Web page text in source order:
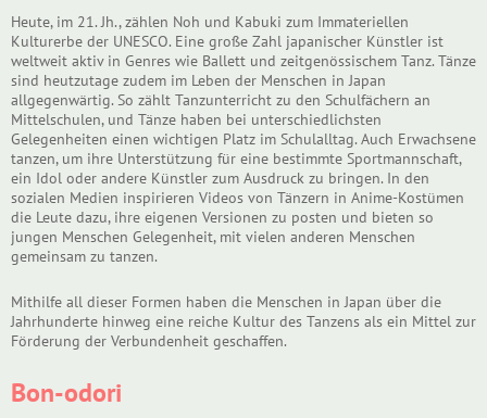
Heute, im 21. Jh., zählen Noh und Kabuki zum Immateriellen
Kulturerbe der UNESCO. Eine große Zahl japanischer Künstler ist
weltweit aktiv in Genres wie Ballett und zeitgenössischem Tanz. Tänze
sind heutzutage zudem im Leben der Menschen in Japan
allgegenwärtig. So zählt Tanzunterricht zu den Schulfächern an
Mittelschulen, und Tänze haben bei unterschiedlichsten
Gelegenheiten einen wichtigen Platz im Schulalltag. Auch Erwachsene
tanzen, um ihre Unterstützung für eine bestimmte Sportmannschaft,
ein Idol oder andere Künstler zum Ausdruck zu bringen. In den
sozialen Medien inspirieren Videos von Tänzern in Anime-Kostümen
die Leute dazu, ihre eigenen Versionen zu posten und bieten so
jungen Menschen Gelegenheit, mit vielen anderen Menschen
gemeinsam zu tanzen.
Mithilfe all dieser Formen haben die Menschen in Japan über die
Jahrhunderte hinweg eine reiche Kultur des Tanzens als ein Mittel zur
Förderung der Verbundenheit geschaffen.
Bon-odori